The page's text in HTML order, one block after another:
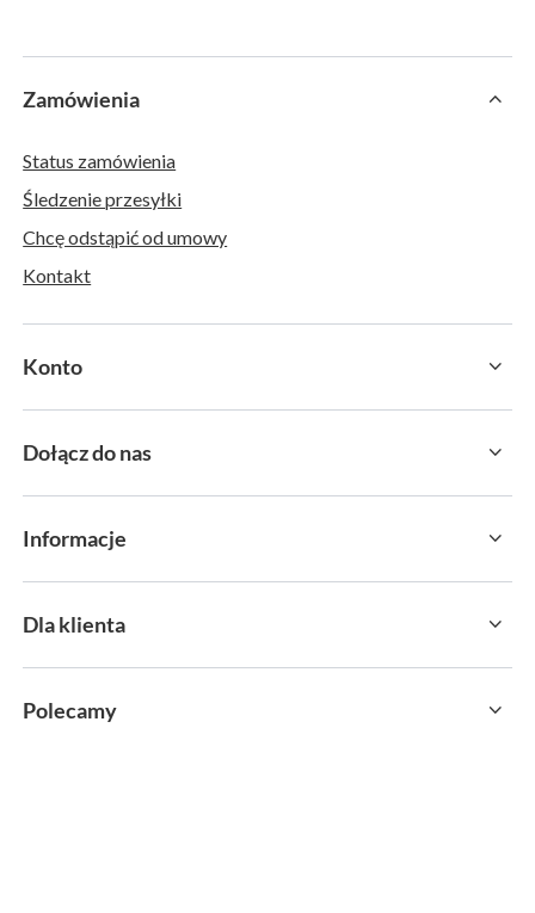
Zamówienia
Status zamówienia
Śledzenie przesyłki
Chcę odstąpić od umowy
Kontakt
Konto
Dołącz do nas
Informacje
Dla klienta
Polecamy